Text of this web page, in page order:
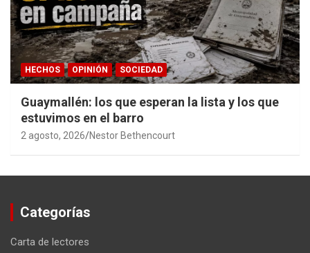
HECHOS OPINIÓN SOCIEDAD
Guaymallén: los que esperan la lista y los que
estuvimos en el barro
2 agosto, 2026 Nestor Bethencourt
Categorías
Carta de lectores